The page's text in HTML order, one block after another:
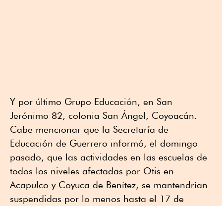
Y por último Grupo Educación, en San
Jerónimo 82, colonia San Ángel, Coyoacán.
Cabe mencionar que la Secretaría de
Educación de Guerrero informó, el domingo
pasado, que las actividades en las escuelas de
todos los niveles afectadas por Otis en
Acapulco y Coyuca de Benítez, se mantendrían
suspendidas por lo menos hasta el 17 de